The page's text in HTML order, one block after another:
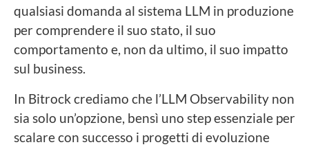
qualsiasi domanda al sistema LLM in produzione
per comprendere il suo stato, il suo
comportamento e, non da ultimo, il suo impatto
sul business.
In Bitrock crediamo che l’LLM Observability non
sia solo un’opzione, bensì uno step essenziale per
scalare con successo i progetti di evoluzione